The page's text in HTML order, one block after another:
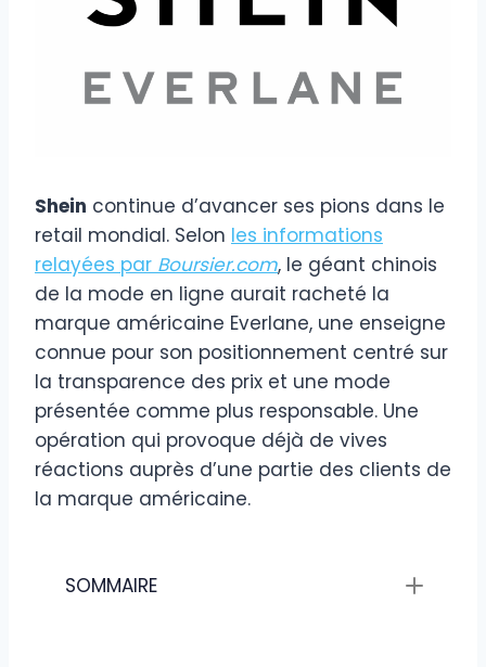
Shein continue d’avancer ses pions dans le
retail mondial. Selon les informations
relayées par Boursier.com, le géant chinois
de la mode en ligne aurait racheté la
marque américaine Everlane, une enseigne
connue pour son positionnement centré sur
la transparence des prix et une mode
présentée comme plus responsable. Une
opération qui provoque déjà de vives
réactions auprès d’une partie des clients de
la marque américaine.
SOMMAIRE